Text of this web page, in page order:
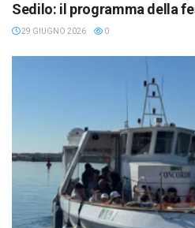
Sedilo: il programma della
29 GIUGNO 2026 0